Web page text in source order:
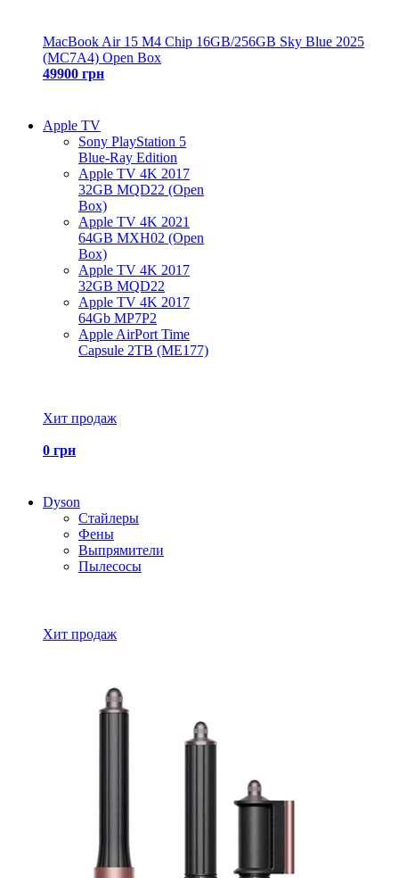
MacBook Air 15 M4 Chip 16GB/256GB Sky Blue 2025
(MC7A4) Open Box
49900 грн
Apple TV
Sony PlayStation 5
Blue-Ray Edition
Apple TV 4K 2017
32GB MQD22 (Open
Box)
Apple TV 4K 2021
64GB MXH02 (Open
Box)
Apple TV 4K 2017
32GB MQD22
Apple TV 4K 2017
64Gb MP7P2
Apple AirPort Time
Capsule 2TB (ME177)
Хит продаж
0 грн
Dyson
Стайлеры
Фены
Выпрямители
Пылесосы
Хит продаж